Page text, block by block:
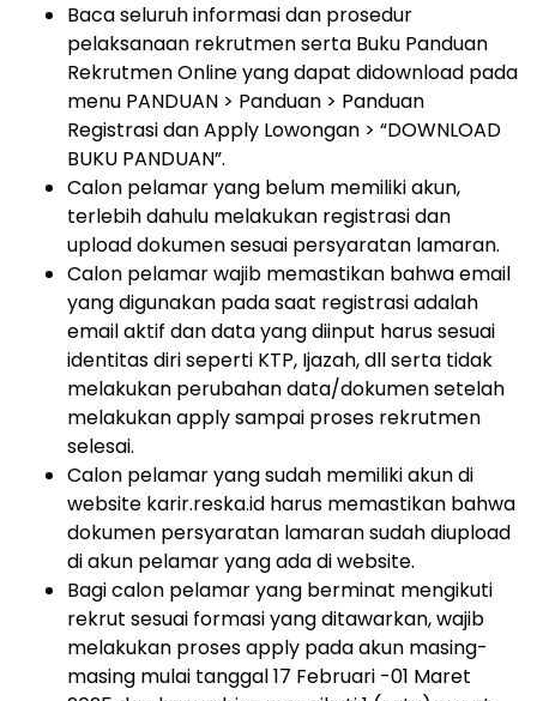
Baca seluruh informasi dan prosedur
pelaksanaan rekrutmen serta Buku Panduan
Rekrutmen Online yang dapat didownload pada
menu PANDUAN > Panduan > Panduan
Registrasi dan Apply Lowongan > “DOWNLOAD
BUKU PANDUAN”.
Calon pelamar yang belum memiliki akun,
terlebih dahulu melakukan registrasi dan
upload dokumen sesuai persyaratan lamaran.
Calon pelamar wajib memastikan bahwa email
yang digunakan pada saat registrasi adalah
email aktif dan data yang diinput harus sesuai
identitas diri seperti KTP, Ijazah, dll serta tidak
melakukan perubahan data/dokumen setelah
melakukan apply sampai proses rekrutmen
selesai.
Calon pelamar yang sudah memiliki akun di
website karir.reska.id harus memastikan bahwa
dokumen persyaratan lamaran sudah diupload
di akun pelamar yang ada di website.
Bagi calon pelamar yang berminat mengikuti
rekrut sesuai formasi yang ditawarkan, wajib
melakukan proses apply pada akun masing-
masing mulai tanggal 17 Februari -01 Maret